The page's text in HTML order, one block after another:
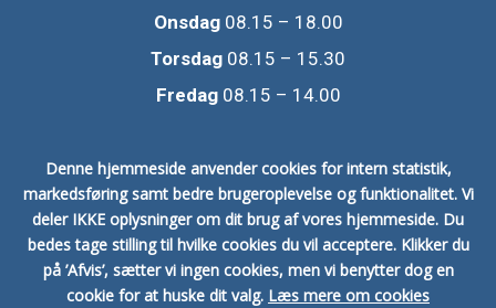
Onsdag08.15 – 18.00
Torsdag 08.15 – 15.30
Fredag08.15 – 14.00
Himmelfart.
Denne hjemmeside anvender cookies for intern statistik,
markedsføring samt bedre brugeroplevelse og funktionalitet. Vi
deler IKKE oplysninger om dit brug af vores hjemmeside. Du
bedes tage stilling til hvilke cookies du vil acceptere.Klikker du
på ’Afvis’, sætter vi ingen cookies, men vi benytter dog en
cookie for at huske dit valg. Læs mere om cookies